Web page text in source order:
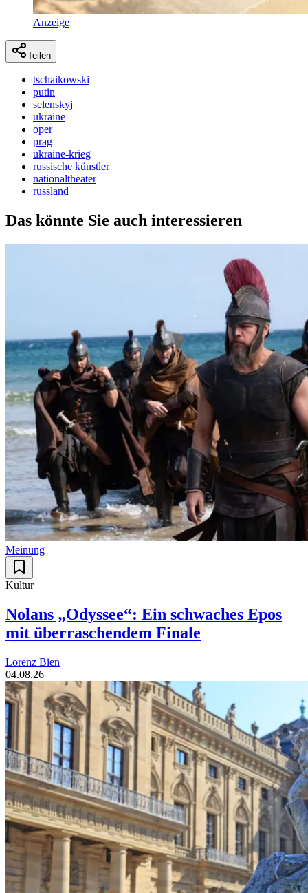
Anzeige
Teilen
tschaikowski
putin
selenskyj
ukraine
oper
prag
ukraine-krieg
russische künstler
nationaltheater
russland
Das könnte Sie auch interessieren
Meinung
Kultur
Nolans „Odyssee“: Ein schwaches Epos
mit überraschendem Finale
Lorenz Bien
04.08.26